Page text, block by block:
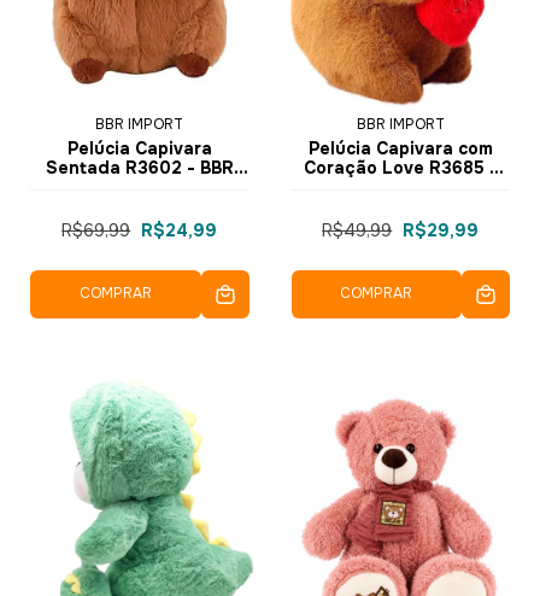
BBR IMPORT
Pelúcia Capivara
Sentada R3602 - BBR
R$69,99 R$24,99
COMPRAR
BBR IMPORT
Pelúcia Capivara com
Coração Love R3685 -
R$49,99 R$29,99
COMPRAR